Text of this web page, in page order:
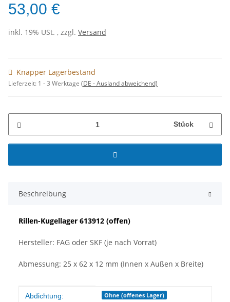
53,00 €
inkl. 19% USt. , zzgl. Versand
Knapper Lagerbestand
Lieferzeit: 1 - 3 Werktage (DE - Ausland abweichend)
Stück
Beschreibung
Rillen-Kugellager 613912 (offen)
Hersteller: FAG oder SKF (je nach Vorrat)
Abmessung: 25 x 62 x 12 mm (Innen x Außen x Breite)
Produkteigenschaft
Wert
Abdichtung: Ohne (offenes Lager)